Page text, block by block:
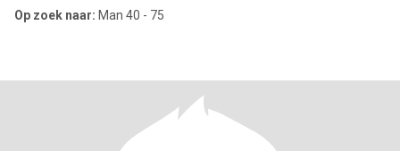
Op zoek naar: Man 40 - 75